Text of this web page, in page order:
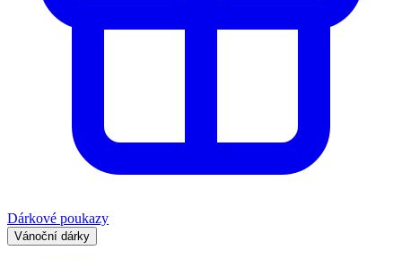
Dárkové poukazy
Vánoční dárky